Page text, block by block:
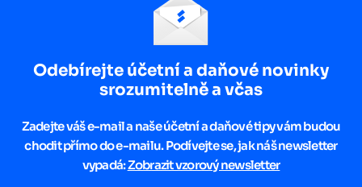
Odebírejte účetní a daňové novinky
srozumitelně a včas
Zadejte váš e-mail a naše účetní a daňové tipy vám budou
chodit přímo do e-mailu. Podívejte se, jak náš newsletter
vypadá:Zobrazit vzorový newsletter